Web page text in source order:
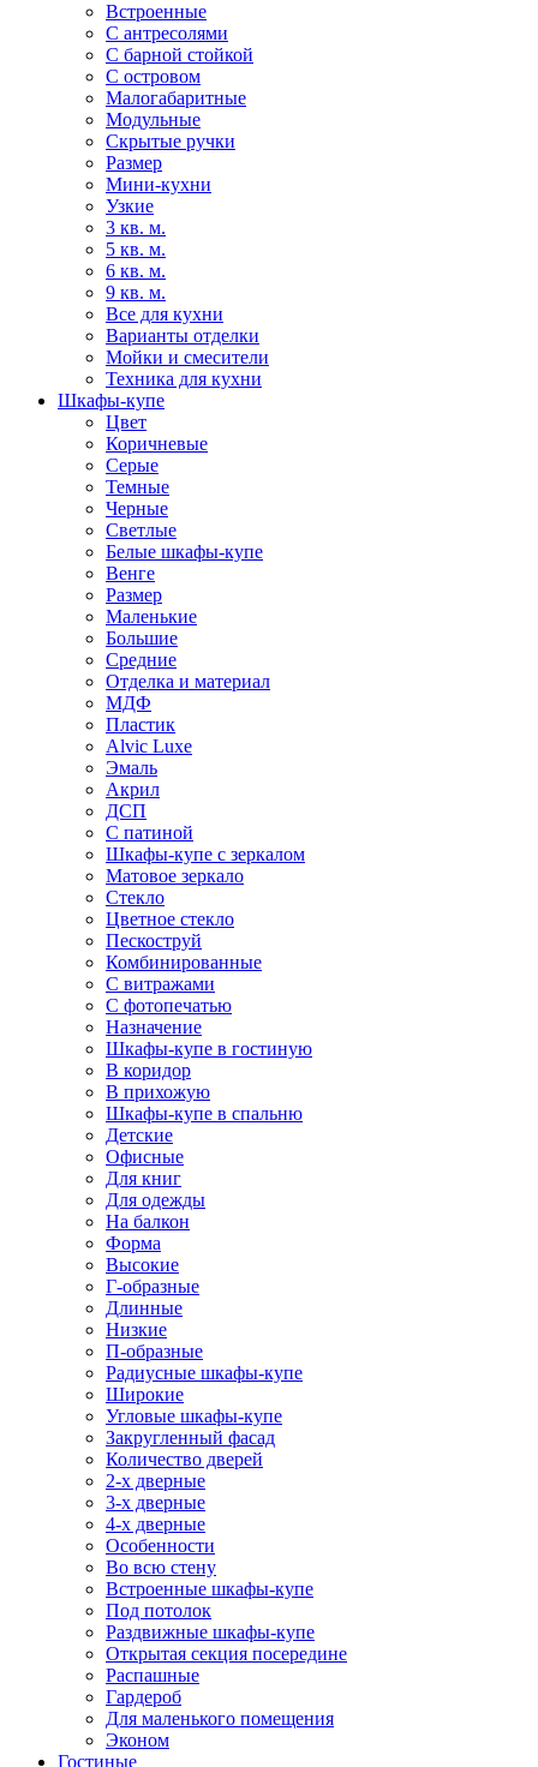
Встроенные
С антресолями
С барной стойкой
С островом
Малогабаритные
Модульные
Скрытые ручки
Размер
Мини-кухни
Узкие
3 кв. м.
5 кв. м.
6 кв. м.
9 кв. м.
Все для кухни
Варианты отделки
Мойки и смесители
Техника для кухни
Шкафы-купе
Цвет
Коричневые
Серые
Темные
Черные
Светлые
Белые шкафы-купе
Венге
Размер
Маленькие
Большие
Средние
Отделка и материал
МДФ
Пластик
Alvic Luxe
Эмаль
Акрил
ДСП
С патиной
Шкафы-купе с зеркалом
Матовое зеркало
Стекло
Цветное стекло
Пескоструй
Комбинированные
С витражами
С фотопечатью
Назначение
Шкафы-купе в гостиную
В коридор
В прихожую
Шкафы-купе в спальню
Детские
Офисные
Для книг
Для одежды
На балкон
Форма
Высокие
Г-образные
Длинные
Низкие
П-образные
Радиусные шкафы-купе
Широкие
Угловые шкафы-купе
Закругленный фасад
Количество дверей
2-х дверные
3-х дверные
4-х дверные
Особенности
Во всю стену
Встроенные шкафы-купе
Под потолок
Раздвижные шкафы-купе
Открытая секция посередине
Распашные
Гардероб
Для маленького помещения
Эконом
Гостиные